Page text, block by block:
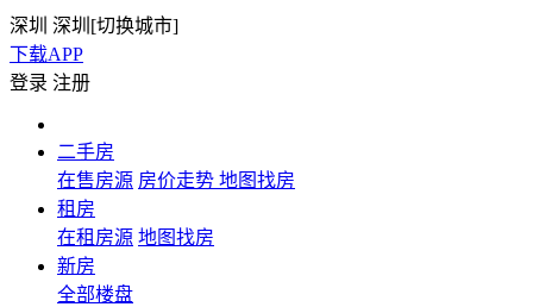
深圳 深圳[切换城市]
下载APP
登录 注册
二手房
在售房源 房价走势 地图找房
租房
在租房源 地图找房
新房
全部楼盘